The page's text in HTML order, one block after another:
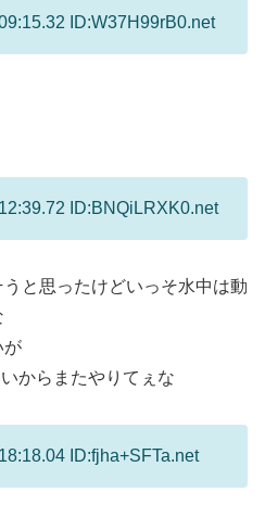
ID:W37H99rB0.net
ID:BNQiLRXK0.net
と思ったけどいっそ水中は動
が
からまたやりてぇな
ID:fjha+SFTa.net